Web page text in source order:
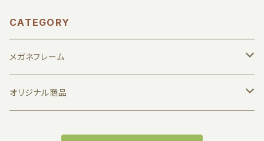
CATEGORY
メガネフレーム
1011 by JUN KOGA
オリジナル商品